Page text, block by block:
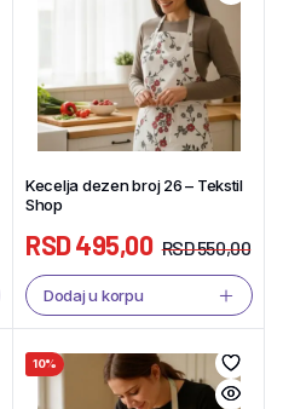
Kecelja dezen broj 26 – Tekstil
Shop
RSD550,00
RSD495,00
Dodaj u korpu
10%